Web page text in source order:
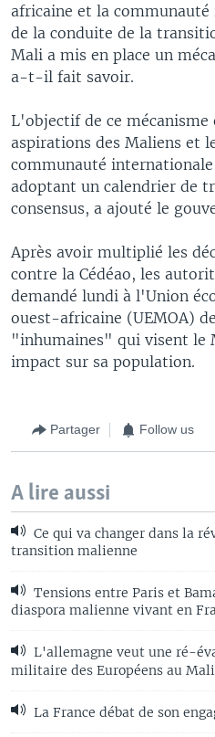
africaine et la
de la conduite de la
Mali a mis en place un
a-t-il fait savoir.
L'objectif de ce
aspirations des Maliens et
communauté
adoptant un calendrier de
consensus, a ajouté le
Après avoir multiplié les
contre la Cédéao, les
demandé lundi à l'Union
ouest-africaine (UEMOA)
"inhumaines" qui visent le
impact sur sa population.
Partager Follow us
A lire aussi
Ce qui va changer dans la
transition malienne
Tensions entre Paris et
diaspora malienne vivant en
L'allemagne veut une ré-
militaire des Européens au Mali
La France débat de son